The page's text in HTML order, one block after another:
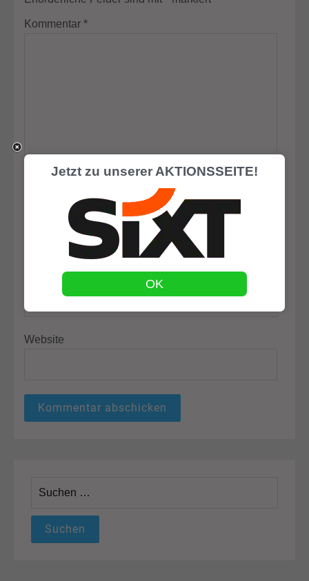
Kommentar *
E-Mail-Adresse
Website
Jetzt zu unserer AKTIONSSEITE!
OK